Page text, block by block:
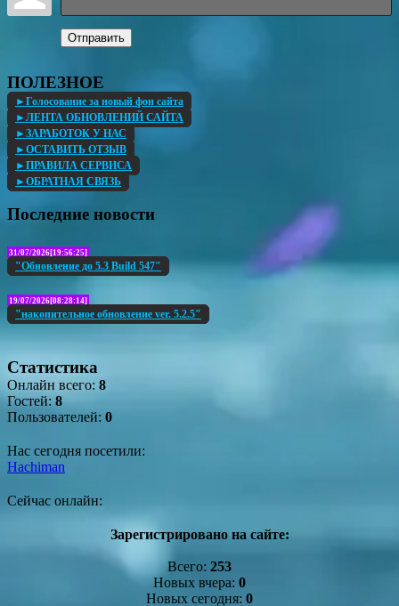
Отправить
ПОЛЕЗНОЕ
►Голосование за новый фон сайта
►ЛЕНТА ОБНОВЛЕНИЙ САЙТА
►ЗАРАБОТОК У НАС
►ОСТАВИТЬ ОТЗЫВ
►ПРАВИЛА СЕРВИСА
►ОБРАТНАЯ СВЯЗЬ
Последние новости
31/07/2026[19:56:25]
"Обновление до 5.3 Build 547"
19/07/2026[08:28:14]
"накопительное обновление ver. 5.2.5"
Статистика
Онлайн всего: 8
Гостей:8
Пользователей: 0
Нас сегодня посетили:
Hachiman
Сейчас онлайн:
Зарегистрировано на сайте:
Всего: 253
Новых вчера: 0
Новых сегодня: 0